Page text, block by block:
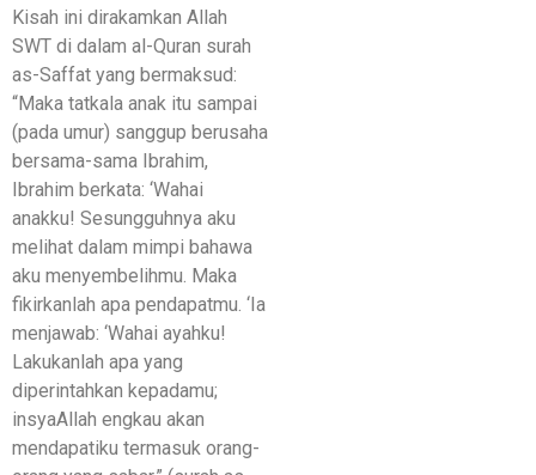
Kisah ini dirakamkan Allah
SWT di dalam al-Quran surah
as-Saffat yang bermaksud:
“Maka tatkala anak itu sampai
(pada umur) sanggup berusaha
bersama-sama Ibrahim,
Ibrahim berkata: ‘Wahai
anakku! Sesungguhnya aku
melihat dalam mimpi bahawa
aku menyembelihmu. Maka
fikirkanlah apa pendapatmu. ‘Ia
menjawab: ‘Wahai ayahku!
Lakukanlah apa yang
diperintahkan kepadamu;
insyaAllah engkau akan
mendapatiku termasuk orang-